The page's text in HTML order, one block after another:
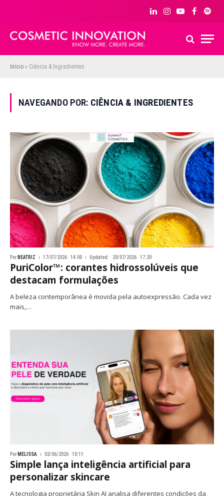
LinkedInInstagram
YouTubeFacebook
Início » Ciência & Ingredientes
NAVEGANDO POR: CIÊNCIA & INGREDIENTES
Por BEATRIZ 17/07/2026 · 14:00 Updated: 20/07/2026 · 17:20
PuriColor™: corantes hidrossolúveis que
destacam formulações
A beleza contemporânea é movida pela autoexpressão. Cada vez
mais,…
Por MELISSA 02/06/2026 · 10:11
Simple lança inteligência artificial para
personalizar skincare
A tecnologia proprietária Skin AI analisa diferentes condições da